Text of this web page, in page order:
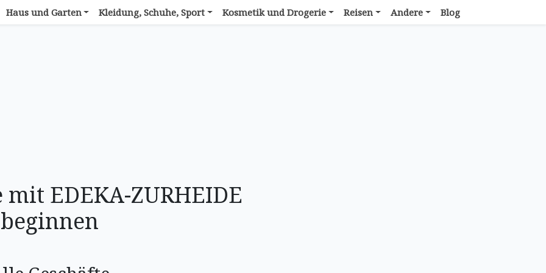
Haus und Garten Kleidung, Schuhe, Sport Kosmetik und Drogerie Reisen Andere Blog
EDEKA-ZURHEIDE
beginnen